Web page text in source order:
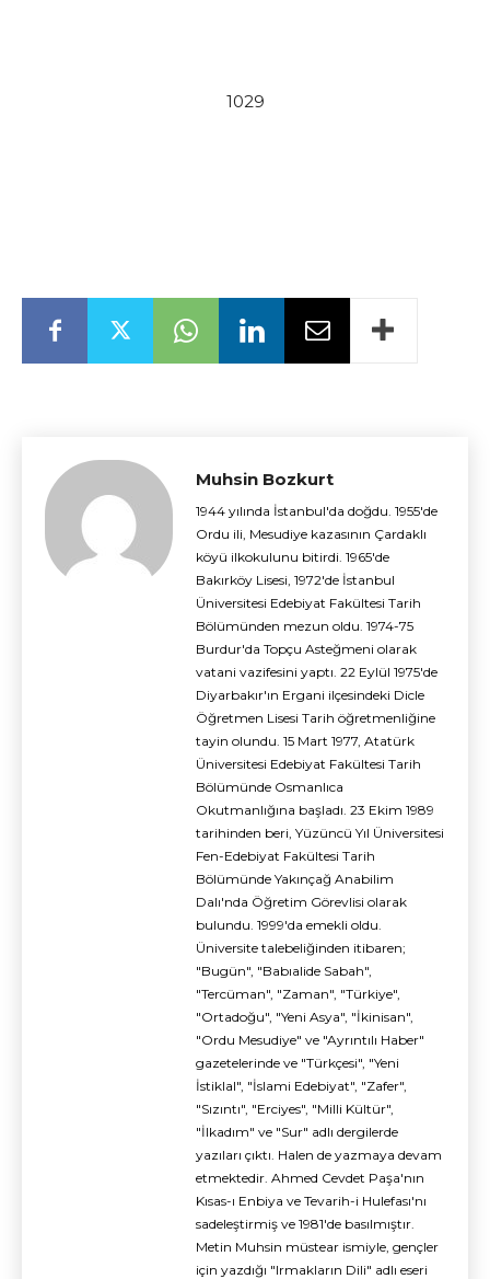
1029
Muhsin Bozkurt
1944 yılında İstanbul'da doğdu. 1955'de
Ordu ili, Mesudiye kazasının Çardaklı
köyü ilkokulunu bitirdi. 1965'de
Bakırköy Lisesi, 1972'de İstanbul
Üniversitesi Edebiyat Fakültesi Tarih
Bölümünden mezun oldu. 1974-75
Burdur'da Topçu Asteğmeni olarak
vatani vazifesini yaptı. 22 Eylül 1975'de
Diyarbakır'ın Ergani ilçesindeki Dicle
Öğretmen Lisesi Tarih öğretmenliğine
tayin olundu. 15 Mart 1977, Atatürk
Üniversitesi Edebiyat Fakültesi Tarih
Bölümünde Osmanlıca
Okutmanlığına başladı. 23 Ekim 1989
tarihinden beri, Yüzüncü Yıl Üniversitesi
Fen-Edebiyat Fakültesi Tarih
Bölümünde Yakınçağ Anabilim
Dalı'nda Öğretim Görevlisi olarak
bulundu. 1999'da emekli oldu.
Üniversite talebeliğinden itibaren;
"Bugün", "Babıalide Sabah",
"Tercüman", "Zaman", "Türkiye",
"Ortadoğu", "Yeni Asya", "İkinisan",
"Ordu Mesudiye" ve "Ayrıntılı Haber"
gazetelerinde ve "Türkçesi", "Yeni
İstiklal", "İslami Edebiyat", "Zafer",
"Sızıntı", "Erciyes", "Milli Kültür",
"İlkadım" ve "Sur" adlı dergilerde
yazıları çıktı. Halen de yazmaya devam
etmektedir. Ahmed Cevdet Paşa'nın
Kısas-ı Enbiya ve Tevarih-i Hulefası'nı
sadeleştirmiş ve 1981'de basılmıştır.
Metin Muhsin müstear ismiyle, gençler
için yazdığı "Irmakların Dili" adlı eseri